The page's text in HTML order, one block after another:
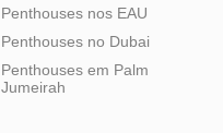
Penthouses nos EAU
Penthouses no Dubai
Penthouses em Palm
Jumeirah